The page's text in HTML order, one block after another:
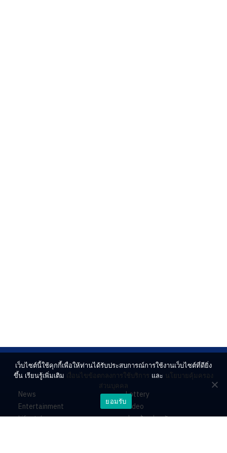
News
Entertainment
Lifestyle
Lottery
Video
ร่วมด้วยช่วยกัน
เว็บไซต์นี้ใช้คุกกี้เพื่อให้ท่านได้รับประสบการณ์การใช้งานเว็บไซต์ที่ดียิ่ง
ขึ้น เรียนรู้เพิ่มเติม เงื่อนไขข้อตกลงการใช้บริการ และ นโยบายคุ้มครอง
ส่วนบุคคล
ยอมรับ